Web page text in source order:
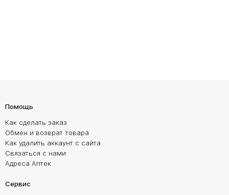
Помощь
Как сделать заказ
Обмен и возврат товара
Как удалить аккаунт с сайта
Связаться с нами
Адреса Аптек
Сервис